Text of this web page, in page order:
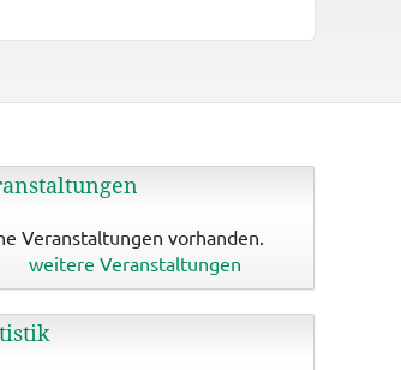
Veranstaltungen vorhanden.
weitere Veranstaltungen